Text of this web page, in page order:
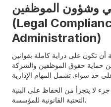
وشؤون الموظفين
(Legal
Administration)
أن تكون على دراية كاملة بقوانين
حماية حقوق الموظفين والشركة
لا يتجزأ من الحفاظ على البنية
التحتية القانونية للمؤسسة.